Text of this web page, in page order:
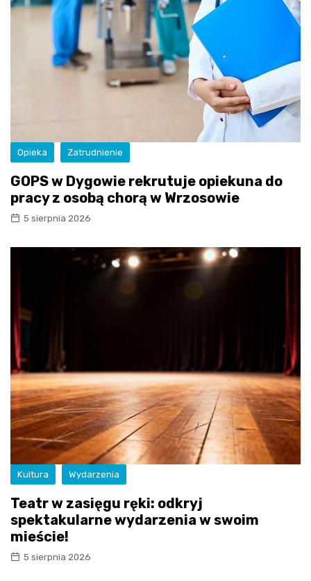
Opieka Zatrudnienie
GOPS w Dygowie rekrutuje opiekuna do
pracy z osobą chorą w Wrzosowie
5 sierpnia 2026
Kultura Wydarzenia
Teatr w zasięgu ręki: odkryj
spektakularne wydarzenia w swoim
mieście!
5 sierpnia 2026